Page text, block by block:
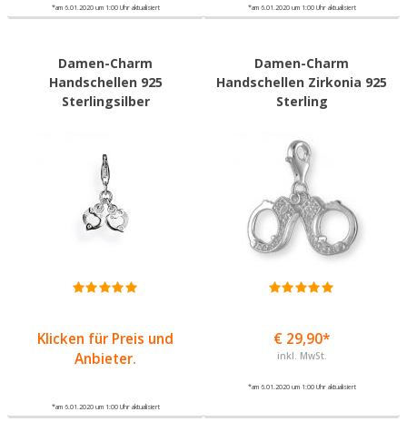
*am 6.01.2020 um 1:00 Uhr aktualisiert *am 6.01.2020 um 1:00 Uhr aktualisiert
Damen-Charm
Handschellen 925
Sterlingsilber
Klicken für Preis und
Anbieter.
*am 6.01.2020 um 1:00 Uhr aktualisiert
Damen-Charm
Handschellen Zirkonia 925
Sterling
€ 29,90*
inkl. MwSt.
*am 6.01.2020 um 1:00 Uhr aktualisiert